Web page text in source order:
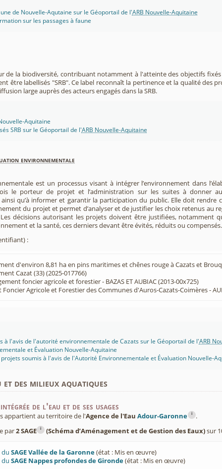
de Nouvelle-Aqutaine sur le Géoportail de l'ARB Nouvelle-Aquitaine
sur les passages à faune
de la biodiversité, contribuant notamment à l'atteinte des objectifs fixés
être labellisés "SRB". Ce label reconnaît la pertinence et la qualité des
large auprès des acteurs engagés dans la SRB.
Aquitaine
SRB sur le Géoportail de l'ARB Nouvelle-Aquitaine
environnementale
est un processus visant à intégrer l’environnement dans
le porteur de projet et l’administration sur les suites à donner
qu’à informer et garantir la participation du public. Elle doit rendre
du projet et permet d’analyser et de justifier les choix retenus au
décisions autorisant les projets doivent être justifiées, notamment
et la santé, ces derniers devant être évités, réduits ou compensés.
:
d'environ 8,81 ha en pins maritimes et chênes rouge à Cazats et
Cazat (33) (2025-017766)
foncier agricole et forestier - BAZAS ET AUBIAC (2013-00x725)
Agricole et Forestier des Communes d'Auros-Cazats-Coimères -
à l'avis de l'autorité environnementale de Cazats sur le Géoportail de l'ARB
et Évaluation Nouvelle-Aquitaine
soumis à l'avis de l'Autorité Environnementale et Évaluation Nouvelle-
des milieux aquatiques
de l'eau et de ses usages
appartient au territoire de l'Agence de l'Eau Adour-Garonne i
.
par2 SAGE i (Schéma d’Aménagement et de Gestion des Eaux)sur
duSAGE Vallée de la Garonne(état : Mis en œuvre)
duSAGE Nappes profondes de Gironde(état : Mis en œuvre)